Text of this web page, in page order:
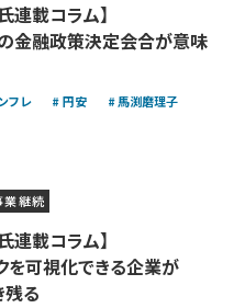
連載コラム】
融政策決定会合が意味
フレ 円安 馬渕磨理子
業継続
連載コラム】
可視化できる企業が
る